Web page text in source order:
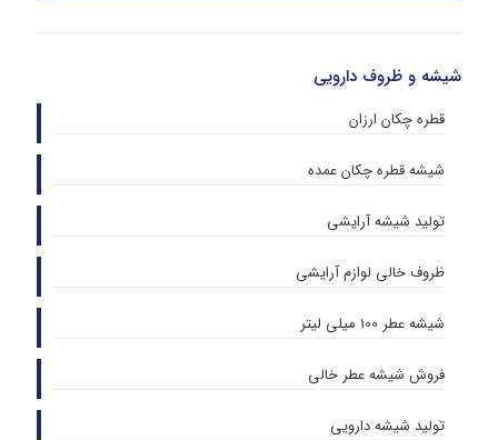
شیشه و ظروف دارویی
قطره چکان ارزان
شیشه قطره چکان عمده
تولید شیشه آرایشی
ظروف خالی لوازم آرایشی
شیشه عطر 100 میلی لیتر
فروش شیشه عطر خالی
تولید شیشه دارویی